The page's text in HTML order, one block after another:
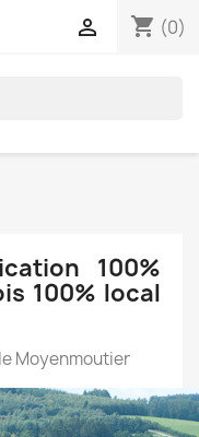
shopping_cart (0)

100%
100% local
Moyenmoutier